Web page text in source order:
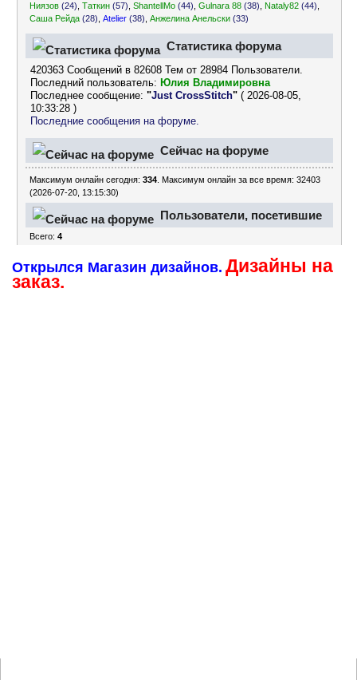
Ниязов (24) ,Таткин (57) ,ShantellMo (44) ,Gulnara 88 (38) Nataly82 (44)
Саша Рейда (28) ,Atelier (38) ,Анжелина Анельски (33)
Статистика форума
420363 Сообщений в 82608 Тем от 28984 Пользователи.
Последний пользователь: Юлия Владимировна
Последнее сообщение:"Just CrossStitch" ( 2026-08-05,
10:33:28 )
Последние сообщения на форуме.
Сейчас на форуме
Максимум онлайн сегодня:334 . Максимум онлайн за все время: 32403
(2026-07-20, 13:15:30)
Пользователи, посетившие
часа
Всего:4
Открылся Магазин дизайнов. Дизайны на
заказ.